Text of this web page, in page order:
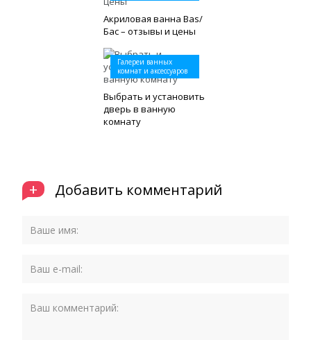
Акриловая ванна Bas/
Бас – отзывы и цены
Галереи ванных
комнат и аксессуаров
Выбрать и установить
дверь в ванную
комнату
+ Добавить комментарий